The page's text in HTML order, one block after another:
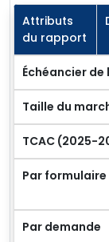
Attributs
du rapport
Échéancier
Taille du
TCAC (2025-
Par formulaire
Par demande